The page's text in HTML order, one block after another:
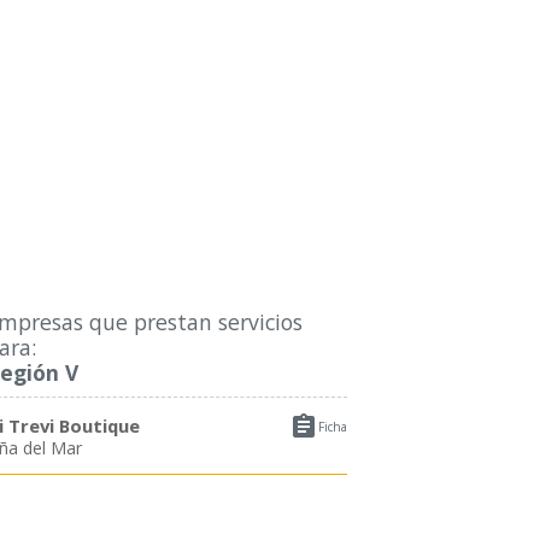
que prestan servicios
V
 Ficha
Trevi Boutique
del Mar